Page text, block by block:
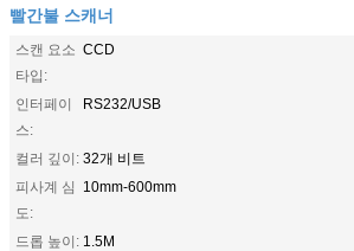
빨간불 스캐너
스캔 요소
타입:
CCD
인터페이
스:
RS232/USB
컬러 깊이: 32개 비트
피사계 심
도:
10mm-600mm
드롭 높이: 1.5M